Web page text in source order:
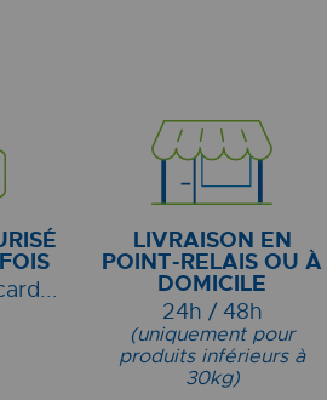
LIVRAISON EN
POINT-RELAIS OU À
DOMICILE
24h / 48h
(uniquement pour
produits inférieurs à
30kg)